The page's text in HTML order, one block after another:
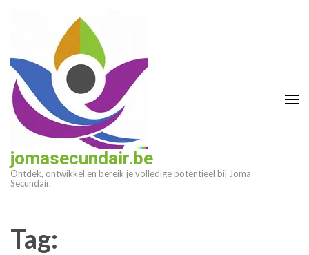
(druk
enter)
jomasecundair.be
Ontdek, ontwikkel en bereik je volledige potentieel bij Joma
Secundair.
Tag: